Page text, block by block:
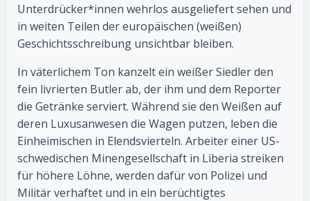
Unterdrücker*innen wehrlos ausgeliefert sehen und
in weiten Teilen der europäischen (weißen)
Geschichtsschreibung unsichtbar bleiben.
In väterlichem Ton kanzelt ein weißer Siedler den
fein livrierten Butler ab, der ihm und dem Reporter
die Getränke serviert. Während sie den Weißen auf
deren Luxusanwesen die Wagen putzen, leben die
Einheimischen in Elendsvierteln. Arbeiter einer US-
schwedischen Minengesellschaft in Liberia streiken
für höhere Löhne, werden dafür von Polizei und
Militär verhaftet und in ein berüchtigtes